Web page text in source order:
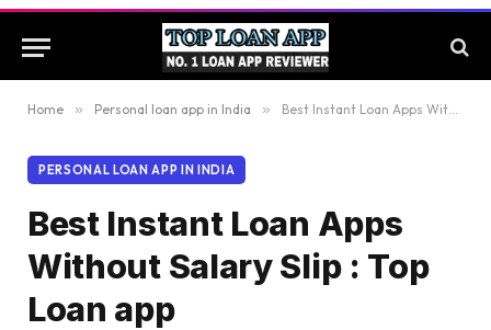
Home » Personal loan app in India » Best Instant Loan Apps Without Salary Slip : Top Loan app
PERSONAL LOAN APP IN INDIA
Best Instant Loan Apps
Without Salary Slip : Top
Loan app